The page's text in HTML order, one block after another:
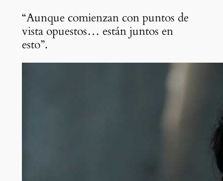
“Aunque comienzan con puntos de
vista opuestos… están juntos en
esto”.